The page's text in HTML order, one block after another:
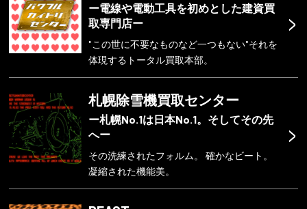
>
ー電線や電動工具を初めとした建資買
取専門店ー
"この世に不要なものなど一つもない"それを
体現するトータル買取本部。
>
札幌除雪機買取センター
ー札幌No.1は日本No.1。そしてその先
へー
その洗練されたフォルム。 確かなビート。
凝縮された機能美。